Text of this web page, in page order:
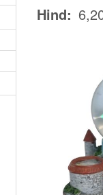
Hind